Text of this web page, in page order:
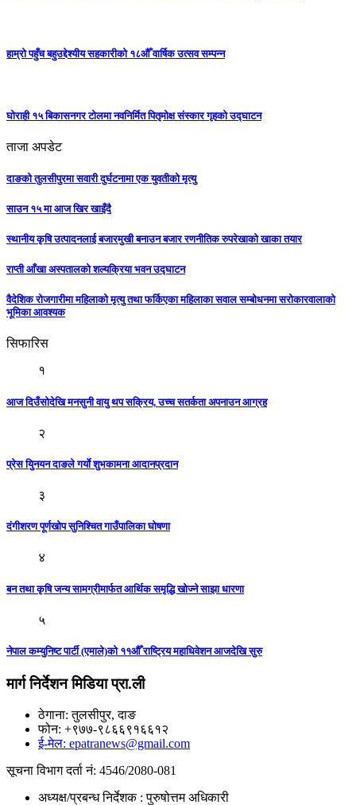
हाम्रो पहुँच बहुउद्देश्यीय सहकारीको १८औँ वार्षिक उत्सव सम्पन्न
घोराही १५ बिकासनगर टोलमा नवनिर्मित पितृमोक्ष संस्कार गृहको उद्घाटन
ताजा अपडेट
दाङको तुलसीपुरमा सवारी दुर्घटनामा एक युवतीको मृत्यु
साउन १५ मा आज खिर खाइँदै
स्थानीय कृषि उत्पादनलाई बजारमुखी बनाउन बजार रणनीतिक रुपरेखाको खाका तयार
राप्ती आँखा अस्पतालको शल्यक्रिया भवन उद्घाटन
वैदेशिक रोजगारीमा महिलाको मृत्यु तथा फर्किएका महिलाका सवाल सम्बोधनमा सरोकारवालाको
भूमिका आवश्यक
सिफारिस
१
आज दिउँसोदेखि मनसुनी वायु थप सक्रिय, उच्च सतर्कता अपनाउन आग्रह
२
प्रेस युिनयन दाङले गर्याे शुभकामना आदानप्रदान
३
दंगीशरण पूर्णखोप सुनिश्चित गाउँपालिका घोषणा
४
बन तथा कृषि जन्य सामग्रीमार्फत आर्थिक समृद्धि खोज्ने साझा धारणा
५
नेपाल कम्युनिष्ट पार्टी (एमाले)को ११औँ राष्ट्रिय महाधिवेशन आजदेखि सुरु
मार्ग निर्देशन मिडिया प्रा.ली
ठेगाना: तुलसीपुर, दाङ
फोन: +९७७-९८६६९१६६१२
ई-मेल: epatranews@gmail.com
सूचना विभाग दर्ता नं: 4546/2080-081
अध्यक्ष/प्रबन्ध निर्देशक : पुरुषोत्तम अधिकारी